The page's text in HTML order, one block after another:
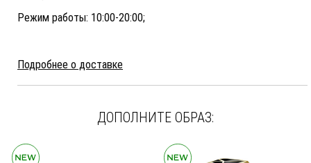
Режим работы: 10:00-20:00;
Подробнее о доставке
ДОПОЛНИТЕ ОБРАЗ: